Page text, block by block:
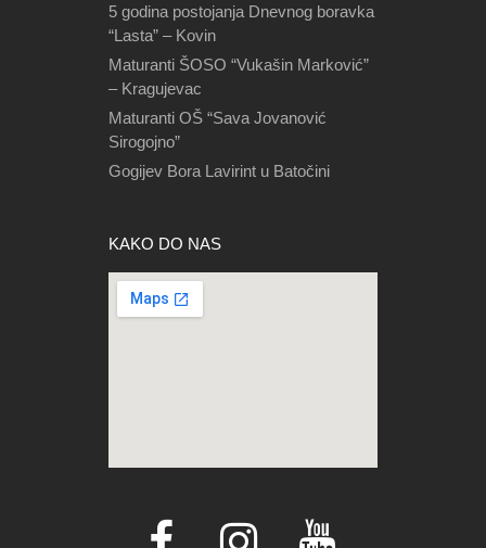
5 godina postojanja Dnevnog boravka
“Lasta” – Kovin
Maturanti ŠOSO “Vukašin Marković”
– Kragujevac
Maturanti OŠ “Sava Jovanović
Sirogojno”
Gogijev Bora Lavirint u Batočini
KAKO DO NAS